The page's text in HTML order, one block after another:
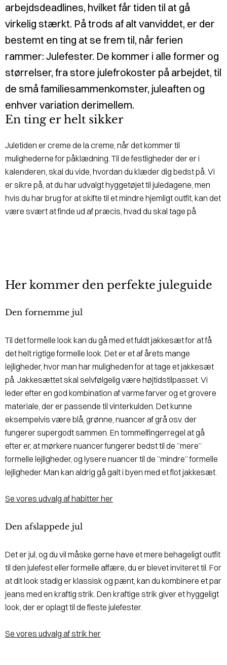
arbejdsdeadlines, hvilket får tiden til at gå
virkelig stærkt. På trods af alt vanviddet, er der
bestemt en ting at se frem til, når ferien
rammer: Julefester. De kommer i alle former og
størrelser, fra store julefrokoster på arbejdet, til
de små familiesammenkomster, juleaften og
enhver variation derimellem.
En ting er helt sikker
Juletiden er creme de la creme, når det kommer til
mulighederne for påklædning. Til de festligheder der er i
kalenderen, skal du vide, hvordan du klæder dig bedst på. Vi
er sikre på, at du har udvalgt hyggetøjet til juledagene, men
hvis du har brug for at skifte til et mindre hjemligt outfit, kan det
være svært at finde ud af præcis, hvad du skal tage på.
Her kommer den perfekte juleguide
Den fornemme jul
Til det formelle look kan du gå med et fuldt jakkesæt for at få
det helt rigtige formelle look. Det er et af årets mange
lejligheder, hvor man har muligheden for at tage et jakkesæt
på. Jakkesættet skal selvfølgelig være højtidstilpasset. Vi
leder efter en god kombination af varme farver og et grovere
materiale, der er passende til vinterkulden. Det kunne
eksempelvis være blå, grønne, nuancer af grå osv. der
fungerer supergodt sammen. En tommelfingerregel at gå
efter er, at mørkere nuancer fungerer bedst til de ”mere”
formelle lejligheder, og lysere nuancer til de ”mindre” formelle
lejligheder. Man kan aldrig gå galt i byen med et flot jakkesæt.
Se vores udvalg af habitter her
Den afslappede jul
Det er jul, og du vil måske gerne have et mere behageligt outfit
til den julefest eller formelle affære, du er blevet inviteret til. For
at dit look stadig er klassisk og pænt, kan du kombinere et par
jeans med en kraftig strik. Den kraftige strik giver et hyggeligt
look, der er oplagt til de fleste julefester.
Se vores udvalg af strik her